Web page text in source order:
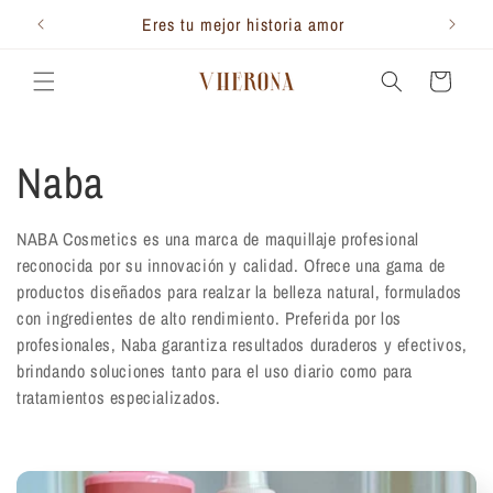
directamente
Eres tu mejor historia amor
Carrito
C
o
l
e
c
Naba
NABA Cosmetics es una marca de maquillaje profesional
reconocida por su innovación y calidad. Ofrece una gama de
productos diseñados para realzar la belleza natural, formulados
con ingredientes de alto rendimiento. Preferida por los
profesionales, Naba garantiza resultados duraderos y efectivos,
brindando soluciones tanto para el uso diario como para
tratamientos especializados.